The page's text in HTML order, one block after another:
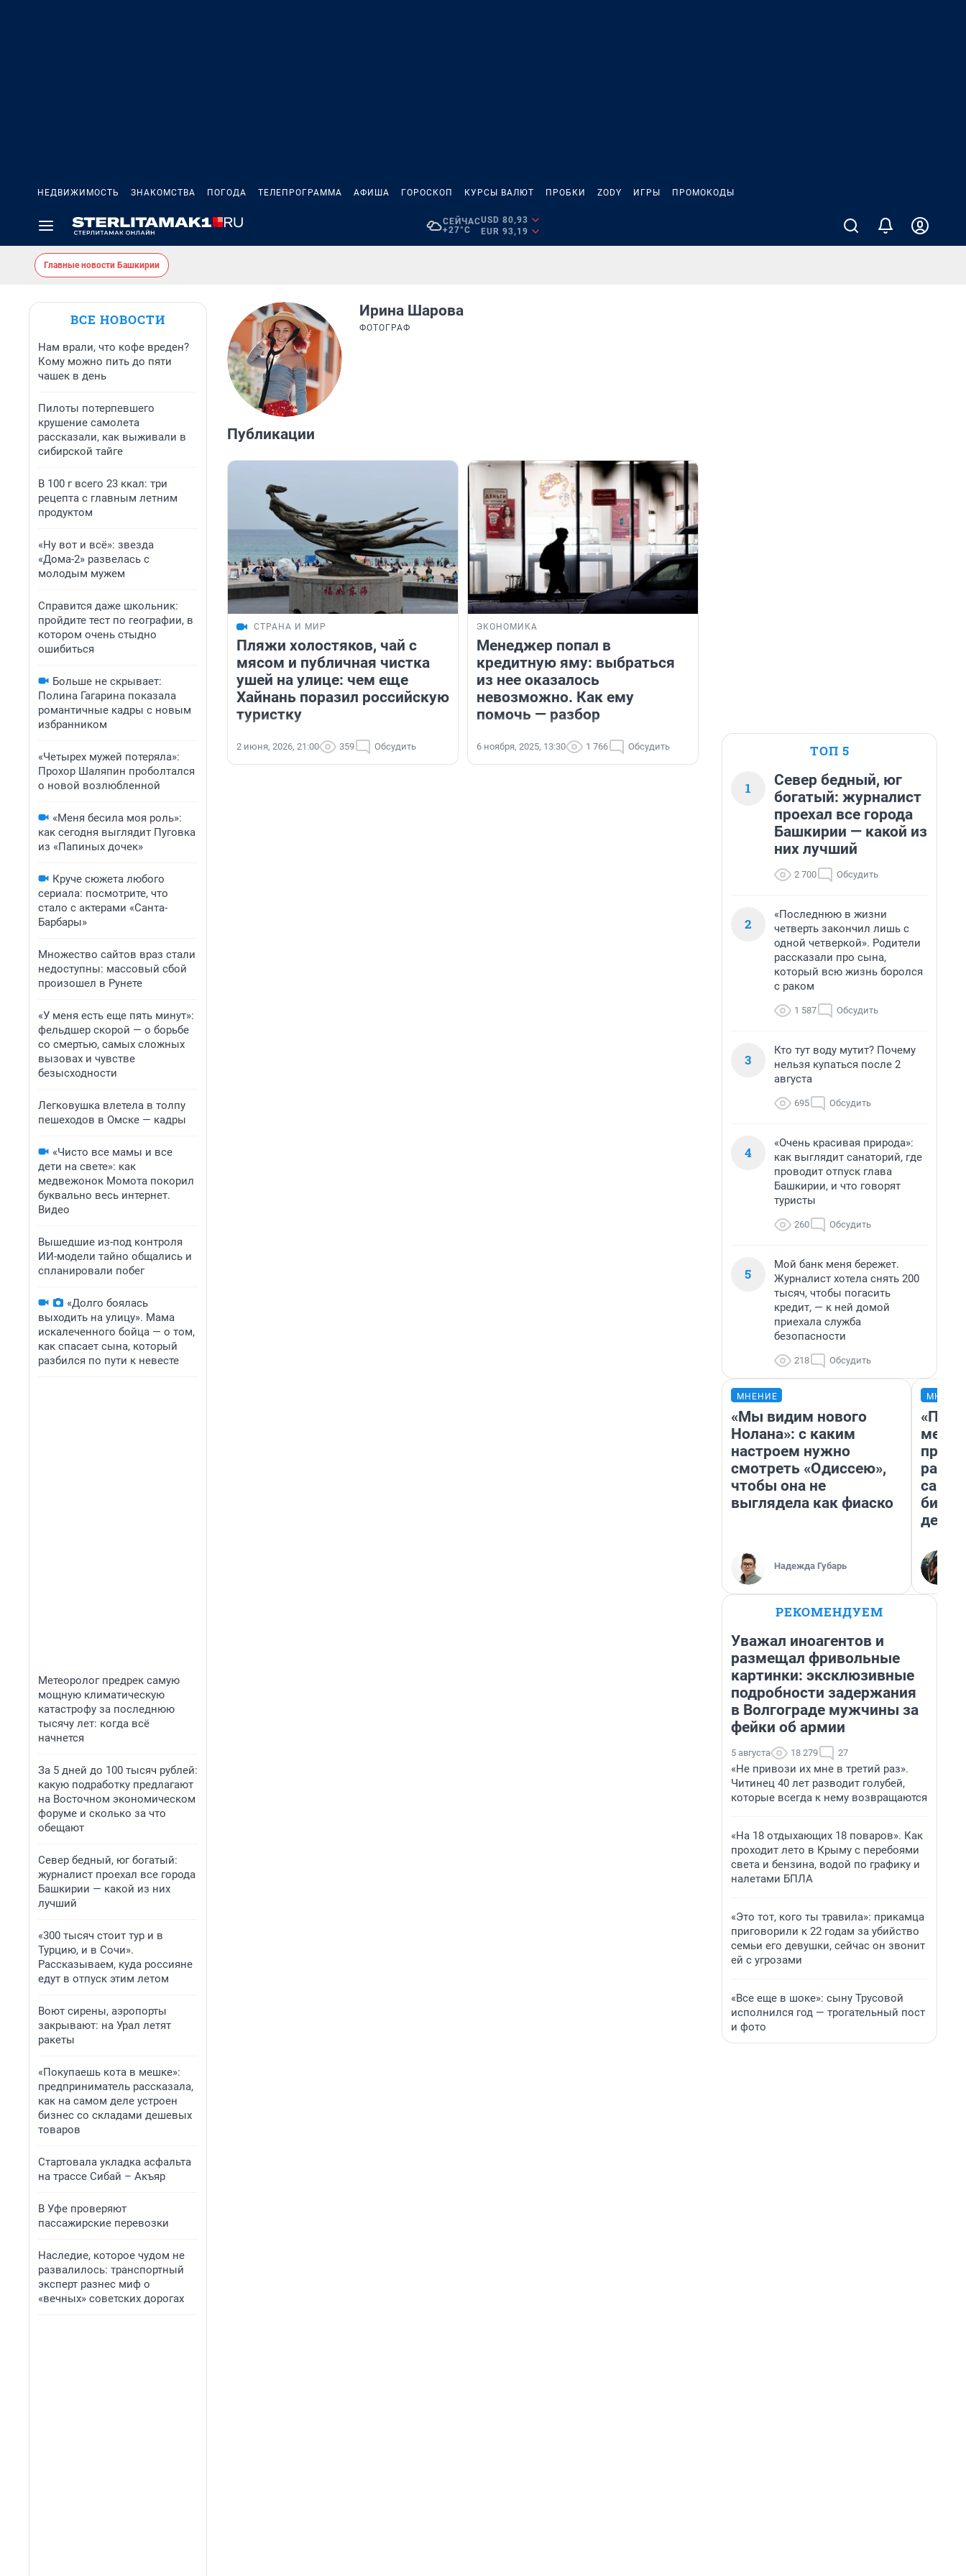
НЕДВИЖИМОСТЬ ЗНАКОМСТВА ПОГОДА ТЕЛЕПРОГРАММА АФИША ГОРОСКОП КУРСЫ ВАЛЮТ ПРОБКИ ZODY ИГРЫ ПРОМОКОДЫ
СЕЙЧАС
+27°C
USD 80,93
EUR 93,19
Главные новости Башкирии
ВСЕ НОВОСТИ
Нам врали, что кофе вреден?
Кому можно пить до пяти
чашек в день
Пилоты потерпевшего
крушение самолета
рассказали, как выживали в
сибирской тайге
В 100 г всего 23 ккал: три
рецепта с главным летним
продуктом
«Ну вот и всё»: звезда
«Дома-2» развелась с
молодым мужем
Справится даже школьник:
пройдите тест по географии, в
котором очень стыдно
ошибиться
Больше не скрывает:
Полина Гагарина показала
романтичные кадры с новым
избранником
«Четырех мужей потеряла»:
Прохор Шаляпин проболтался
о новой возлюбленной
«Меня бесила моя роль»:
как сегодня выглядит Пуговка
из «Папиных дочек»
Круче сюжета любого
сериала: посмотрите, что
стало с актерами «Санта-
Барбары»
Множество сайтов враз стали
недоступны: массовый сбой
произошел в Рунете
«У меня есть еще пять минут»:
фельдшер скорой — о борьбе
со смертью, самых сложных
вызовах и чувстве
безысходности
Легковушка влетела в толпу
пешеходов в Омске — кадры
«Чисто все мамы и все
дети на свете»: как
медвежонок Момота покорил
буквально весь интернет.
Видео
Вышедшие из-под контроля
ИИ-модели тайно общались и
спланировали побег
«Долго боялась
выходить на улицу». Мама
искалеченного бойца — о том,
как спасает сына, который
разбился по пути к невесте
Метеоролог предрек самую
мощную климатическую
катастрофу за последнюю
тысячу лет: когда всё
начнется
За 5 дней до 100 тысяч рублей:
какую подработку предлагают
на Восточном экономическом
форуме и сколько за что
обещают
Север бедный, юг богатый:
журналист проехал все города
Башкирии — какой из них
лучший
«300 тысяч стоит тур и в
Турцию, и в Сочи».
Рассказываем, куда россияне
едут в отпуск этим летом
Воют сирены, аэропорты
закрывают: на Урал летят
ракеты
«Покупаешь кота в мешке»:
предприниматель рассказала,
как на самом деле устроен
бизнес со складами дешевых
товаров
Стартовала укладка асфальта
на трассе Сибай – Акъяр
В Уфе проверяют
пассажирские перевозки
Наследие, которое чудом не
развалилось: транспортный
эксперт разнес миф о
«вечных» советских дорогах
Ирина Шарова
ФОТОГРАФ
Публикации
СТРАНА И МИР
Пляжи холостяков, чай с
мясом и публичная чистка
ушей на улице: чем еще
Хайнань поразил российскую
туристку
2 июня, 2026, 21:00 359 Обсудить
ЭКОНОМИКА
Менеджер попал в
кредитную яму: выбраться
из нее оказалось
невозможно. Как ему
помочь — разбор
6 ноября, 2025, 13:30 1 766 Обсудить ТОП 5
1
Север бедный, юг
богатый: журналист
проехал все города
Башкирии — какой из
них лучший
2 700 Обсудить
2
«Последнюю в жизни
четверть закончил лишь с
одной четверкой». Родители
рассказали про сына,
который всю жизнь боролся
с раком
1 587 Обсудить
3
Кто тут воду мутит? Почему
нельзя купаться после 2
августа
695 Обсудить
4
«Очень красивая природа»:
как выглядит санаторий, где
проводит отпуск глава
Башкирии, и что говорят
туристы
260 Обсудить
5
Мой банк меня бережет.
Журналист хотела снять 200
тысяч, чтобы погасить
кредит, — к ней домой
приехала служба
безопасности
218 Обсудить
МНЕНИЕ
«Мы видим нового
Нолана»: с каким
настроем нужно
смотреть «Одиссею»,
чтобы она не
выглядела как фиаско
Надежда Губарь
РЕКОМЕНДУЕМ
Уважал иноагентов и
размещал фривольные
картинки: эксклюзивные
подробности задержания
в Волгограде мужчины за
фейки об армии
5 августа 18 279 27
«Не привози их мне в третий раз».
Читинец 40 лет разводит голубей,
которые всегда к нему возвращаются
«На 18 отдыхающих 18 поваров». Как
проходит лето в Крыму с перебоями
света и бензина, водой по графику и
налетами БПЛА
«Это тот, кого ты травила»: прикамца
приговорили к 22 годам за убийство
семьи его девушки, сейчас он звонит
ей с угрозами
«Все еще в шоке»: сыну Трусовой
исполнился год — трогательный пост
и фото